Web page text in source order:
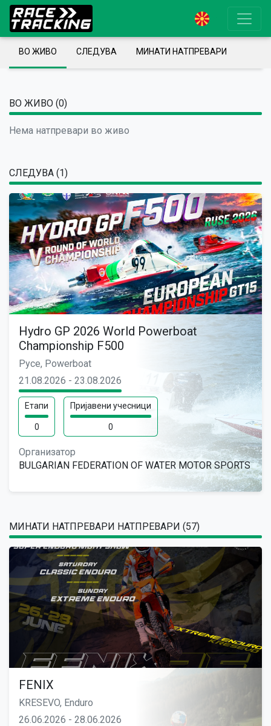
ВО ЖИВО СЛЕДУВА МИНАТИ НАТПРЕВАРИ
ВО ЖИВО (0)
Нема натпревари во живо
СЛЕДУВА (1)
Hydro GP 2026 World Powerboat
Championship F500
Русе, Powerboat
21.08.2026 - 23.08.2026
Етапи
0
Пријавени учесници
0
Организатор
BULGARIAN FEDERATION OF WATER MOTOR SPORTS
МИНАТИ НАТПРЕВАРИ НАТПРЕВАРИ (57)
FENIX
KRESEVO, Enduro
26.06.2026 - 28.06.2026